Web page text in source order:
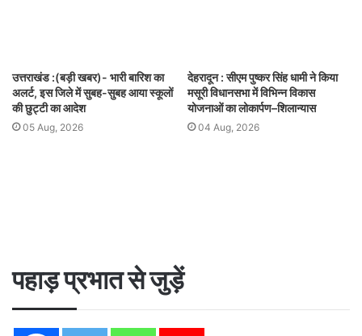
उत्तराखंड :(बड़ी खबर)- भारी बारिश का
अलर्ट, इस जिले में सुबह-सुबह आया स्कूलों
की छुट्टी का आदेश
05 Aug, 2026
देहरादून : सीएम पुष्कर सिंह धामी ने किया
मसूरी विधानसभा में विभिन्न विकास
योजनाओं का लोकार्पण–शिलान्यास
04 Aug, 2026
पहाड़ प्रभात से जुड़ें